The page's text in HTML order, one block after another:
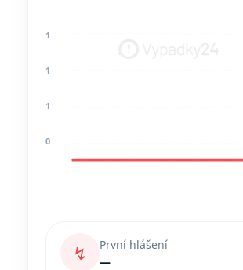
1
1
1
0
↯
První hlášení
—